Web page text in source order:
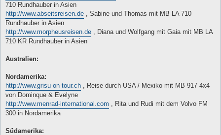
710 Rundhauber in Asien
http://www.abseitsreisen.de , Sabine und Thomas mit MB LA 710
Rundhauber in Asien
http://www.morpheusreisen.de , Diana und Wolfgang mit Gaia mit MB LA
710 KR Rundhauber in Asien
Australien:
Nordamerika:
http://www.grisu-on-tour.ch , Reise durch USA / Mexiko mit MB 917 4x4
von Dominque & Evelyne
http://www.menrad-international.com , Rita und Rudi mit dem Volvo FM
300 in Nordamerika
Südamerika: